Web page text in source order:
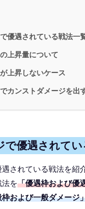
優遇されている戦法一
上昇量について
上昇しないケース
カンストダメージを出
で優遇されて
されている戦法を紹
法を「優遇枠および優
枠および一般ダメージ